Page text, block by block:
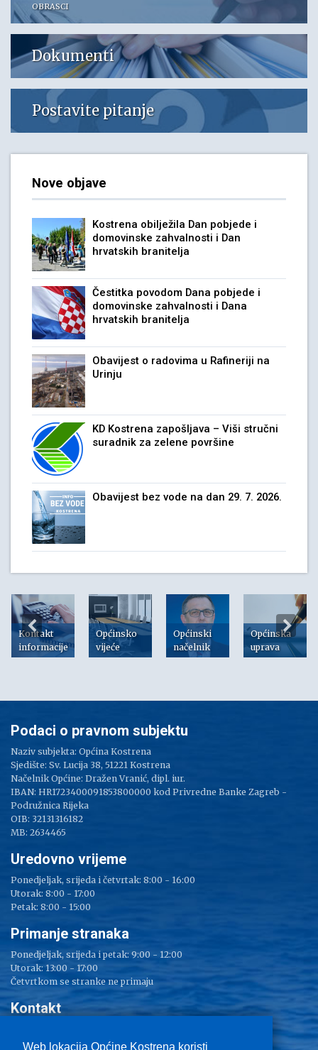
OBRASCI
Dokumenti
Postavite pitanje
Nove objave
Kostrena obilježila Dan pobjede i
domovinske zahvalnosti i Dan
hrvatskih branitelja
Čestitka povodom Dana pobjede i
domovinske zahvalnosti i Dana
hrvatskih branitelja
Obavijest o radovima u Rafineriji na
Urinju
KD Kostrena zapošljava – Viši stručni
suradnik za zelene površine
Obavijest bez vode na dan 29. 7. 2026.
Kontakt
informacije
Općinsko
vijeće
Općinski
načelnik
Općinska
uprava
Web lokacija Općine Kostrena koristi
Podaci o pravnom subjektu
Naziv subjekta: Općina Kostrena
Sjedište: Sv. Lucija 38, 51221 Kostrena
Načelnik Općine: Dražen Vranić, dipl. iur.
IBAN: HR1723400091853800000 kod Privredne Banke Zagreb -
Podružnica Rijeka
OIB: 32131316182
MB: 2634465
Uredovno vrijeme
Ponedjeljak, srijeda i četvrtak: 8:00 - 16:00
Utorak: 8:00 - 17:00
Petak: 8:00 - 15:00
Primanje stranaka
Ponedjeljak, srijeda i petak: 9:00 - 12:00
Utorak: 13:00 - 17:00
Četvrtkom se stranke ne primaju
Kontakt
Tel: 051/ 209 000